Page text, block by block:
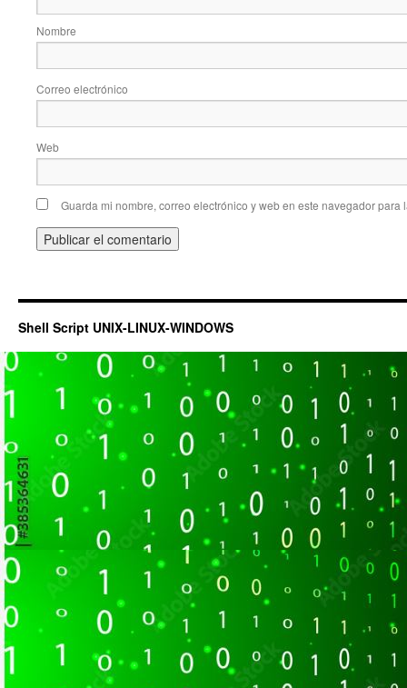
Nombre
Correo electrónico
Web
Guarda mi nombre, correo electrónico y web en este navegador para
Shell Script UNIX-LINUX-WINDOWS